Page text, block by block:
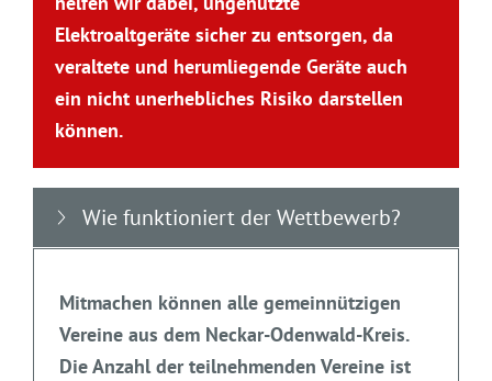
Elektroaltgeräte sicher zu entsorgen, da
veraltete und herumliegende Geräte auch
ein nicht unerhebliches Risiko darstellen
können.
Wie funktioniert der Wettbewerb?
Mitmachen können alle gemeinnützigen
Vereine aus dem Neckar-Odenwald-Kreis.
Die Anzahl der teilnehmenden Vereine ist